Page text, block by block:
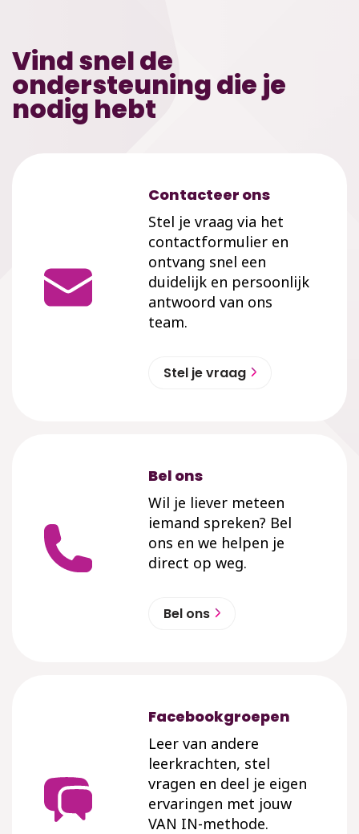
Vind snel de
ondersteuning die je
nodig hebt
Contacteer ons
Stel je vraag via het
contactformulier en
ontvang snel een
duidelijk en persoonlijk
antwoord van ons
team.
Stel je vraag
Bel ons
Wil je liever meteen
iemand spreken? Bel
ons en we helpen je
direct op weg.
Bel ons
Facebookgroepen
Leer van andere
leerkrachten, stel
vragen en deel je eigen
ervaringen met jouw
VAN IN-methode.